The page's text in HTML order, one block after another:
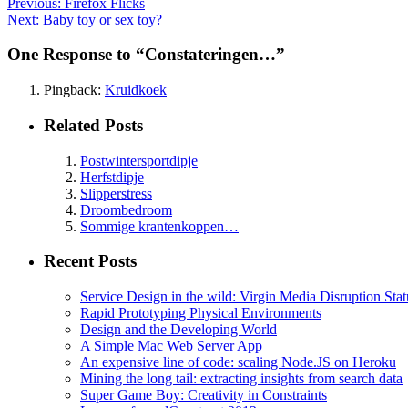
Next: Baby toy or sex toy?
One Response to “Constateringen…”
Pingback: Kruidkoek
Related Posts
Postwintersportdipje
Herfstdipje
Slipperstress
Droombedroom
Sommige krantenkoppen…
Recent Posts
Service Design in the wild: Virgin Media Disruption
Rapid Prototyping Physical Environments
Design and the Developing World
A Simple Mac Web Server App
An expensive line of code: scaling Node.JS on Heroku
Mining the long tail: extracting insights from search data
Super Game Boy: Creativity in Constraints